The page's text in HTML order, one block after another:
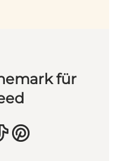
für